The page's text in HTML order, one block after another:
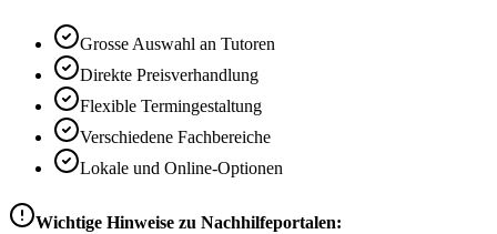
Grosse Auswahl an Tutoren
Direkte Preisverhandlung
Flexible Termingestaltung
Verschiedene Fachbereiche
Lokale und Online-Optionen
Wichtige Hinweise zu Nachhilfeportalen: